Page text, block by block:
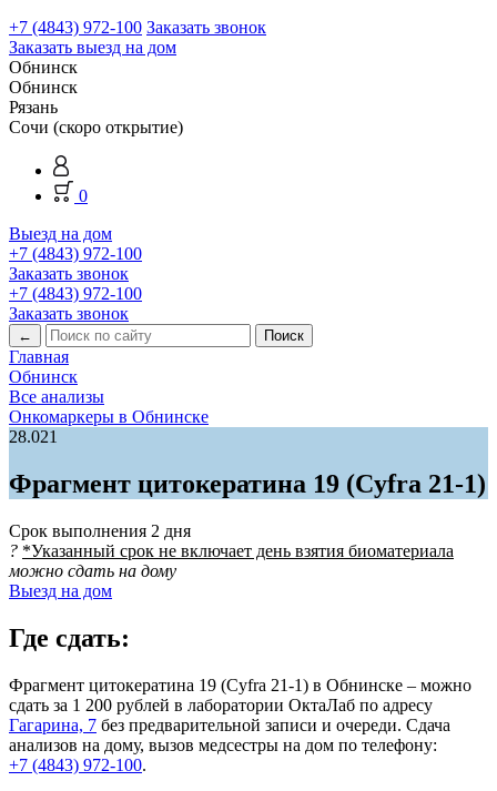
+7 (4843) 972-100 Заказать звонок
Заказать выезд на дом
Обнинск
Обнинск
Рязань
Сочи (скоро открытие)
0
Выезд на дом
+7 (4843) 972-100
Заказать звонок
+7 (4843) 972-100
Заказать звонок
←
Главная
Обнинск
Все анализы
Онкомаркеры в Обнинске
28.021
Фрагмент цитокератина 19 (Cyfra 21-1)
Срок выполнения 2 дня
? *Указанный срок не включает день взятия биоматериала
можно сдать на дому
Выезд на дом
Где сдать:
Фрагмент цитокератина 19 (Cyfra 21-1) в Обнинске – можно
сдать за 1 200 рублей в лаборатории ОктаЛаб по адресу
Гагарина, 7 без предварительной записи и очереди. Сдача
анализов на дому, вызов медсестры на дом по телефону:
+7 (4843) 972-100.